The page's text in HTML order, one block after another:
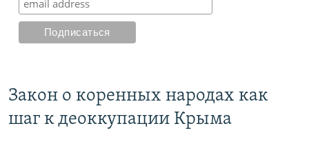
Закон о коренных народах как
шаг к деоккупации Крыма